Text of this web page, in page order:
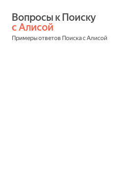
с Алисой
Примеры ответов Поиска с Алисой